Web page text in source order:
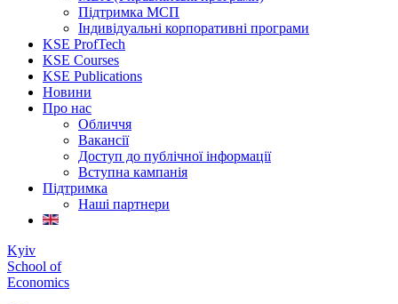
Підтримка МСП
Індивідуальні корпоративні програми
KSE ProfTech
KSE Courses
KSE Publications
Новини
Про нас
Обличчя
Вакансії
Доступ до публічної інформації
Вступна кампанія
Підтримка
Наші партнери
Kyiv
School of
Economics